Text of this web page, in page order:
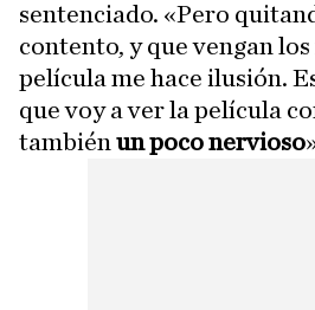
sentenciado. «Pero
contento, y que vengan
película me hace ilusión.
que voy a ver la película
también un poco nervioso